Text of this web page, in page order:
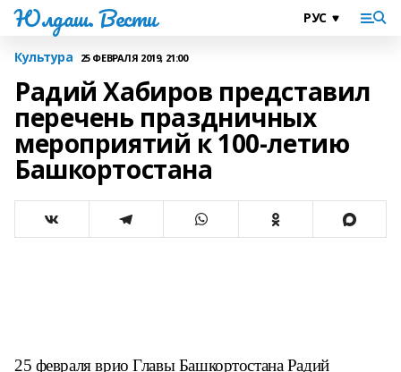
Юлдаш. Вести
Культура 25 ФЕВРАЛЯ 2019, 21:00
Радий Хабиров представил
перечень праздничных
мероприятий к 100-летию
Башкортостана
25 февраля врио Главы Башкортостана Радий